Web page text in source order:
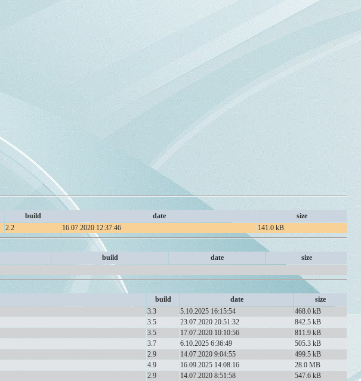
build date
size
2.2 16.07.2020 12:37:46 141.0 kB
build date
size
build date
size
3.3 5.10.2025 16:15:54
468.0 kB
3.5 23.07.2020 20:51:32
842.5 kB
3.5 17.07.2020 10:10:56
811.9 kB
3.7 6.10.2025 6:36:49
505.3 kB
2.9 14.07.2020 9:04:55
499.5 kB
4.9 16.09.2025 14:08:16
28.0 MB
2.9 14.07.2020 8:51:58
547.6 kB